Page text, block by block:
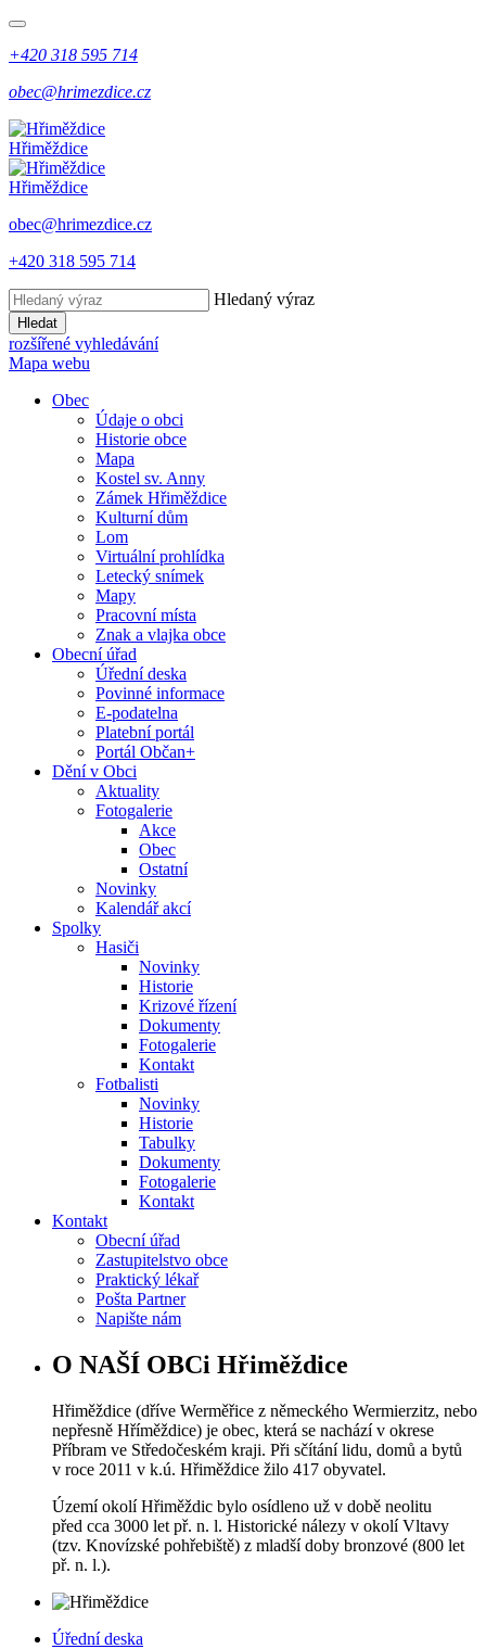
+420 318 595 714
obec@hrimezdice.cz
Hřiměždice
Hřiměždice
obec@hrimezdice.cz
+420 318 595 714
Hledaný výraz
Hledat
rozšířené vyhledávání
Mapa webu
Obec
Údaje o obci
Historie obce
Mapa
Kostel sv. Anny
Zámek Hřiměždice
Kulturní dům
Lom
Virtuální prohlídka
Letecký snímek
Mapy
Pracovní místa
Znak a vlajka obce
Obecní úřad
Úřední deska
Povinné informace
E-podatelna
Platební portál
Portál Občan+
Dění v Obci
Aktuality
Fotogalerie
Akce
Obec
Ostatní
Novinky
Kalendář akcí
Spolky
Hasiči
Novinky
Historie
Krizové řízení
Dokumenty
Fotogalerie
Kontakt
Fotbalisti
Novinky
Historie
Tabulky
Dokumenty
Fotogalerie
Kontakt
Kontakt
Obecní úřad
Zastupitelstvo obce
Praktický lékař
Pošta Partner
Napište nám
O NAŠÍ OBCi Hřiměždice
Hřiměždice (dříve Werměřice z německého Wermierzitz, nebo
nepřesně Hříměždice) je obec, která se nachází v okrese
Příbram ve Středočeském kraji. Při sčítání lidu, domů a bytů
v roce 2011 v k.ú. Hřiměždice žilo 417 obyvatel.
Území okolí Hřiměždic bylo osídleno už v době neolitu
před cca 3000 let př. n. l. Historické nálezy v okolí Vltavy
(tzv. Knovízské pohřebiště) z mladší doby bronzové (800 let
př. n. l.).
Úřední deska